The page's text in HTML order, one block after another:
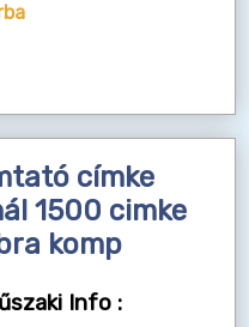
címke
1500 cimke
komp
Info :